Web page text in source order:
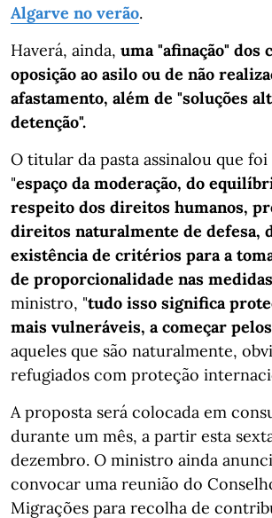
Algarve no verão.
Haverá, ainda, uma "afinação" dos
oposição ao asilo ou de não
afastamento, além de "soluções
detenção".
O titular da pasta assinalou que
"espaço da moderação, do
respeito dos direitos humanos,
direitos naturalmente de defesa,
existência de critérios para a
de proporcionalidade nas medidas
ministro, "tudo isso significa
mais vulneráveis, a começar
aqueles que são naturalmente,
refugiados com proteção
A proposta será colocada em
durante um mês, a partir esta
dezembro. O ministro ainda
convocar uma reunião do
Migrações para recolha de